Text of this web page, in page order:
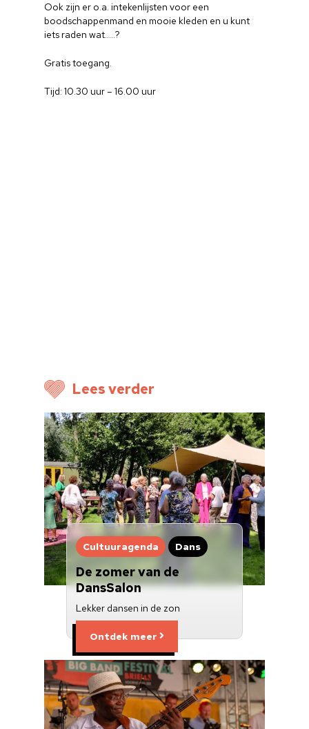
Ook zijn er o.a. intekenlijsten voor een
boodschappenmand en mooie kleden en u kunt
iets raden wat…..?
Gratis toegang.
Tijd: 10.30 uur – 16.00 uur
Lees verder
Cultuuragenda Dans
De zomer van de
DansSalon
Lekker dansen in de zon
Ontdek meer
Cultuur op school
Over ons
Nieuwsbrief
Doneren